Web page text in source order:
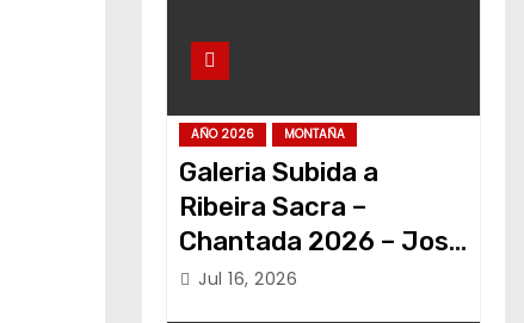
AÑO 2026 MONTAÑA
Galeria Subida a
Ribeira Sacra –
Chantada 2026 – Jose
Alvariño
Jul 16, 2026